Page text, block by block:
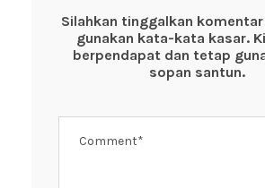
o
o
p
p
Silahkan tinggalkan
gunakan kata-kata kasar.
berpendapat dan tetap
sopan santun.